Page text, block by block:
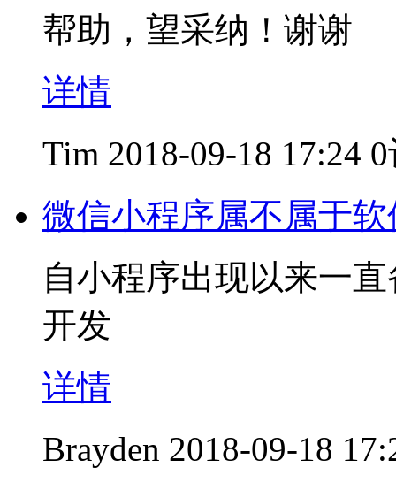
帮助，望采纳！谢谢
详情
Tim 2018-09-18 17:24
微信小程序属不属于
自小程序出现以来一
开发
详情
Brayden 2018-09-18